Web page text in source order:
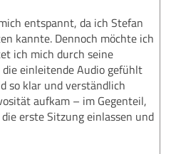
entspannt, da ich Stefan
kannte. Dennoch möchte ich
ich mich durch seine
einleitende Audio gefühlt
so klar und verständlich
aufkam – im Gegenteil,
erste Sitzung einlassen und